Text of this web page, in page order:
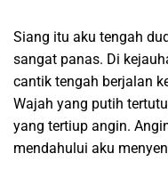
Siang itu aku tengah
sangat panas. Di
cantik tengah berjalan
Wajah yang putih
yang tertiup angin.
mendahului aku